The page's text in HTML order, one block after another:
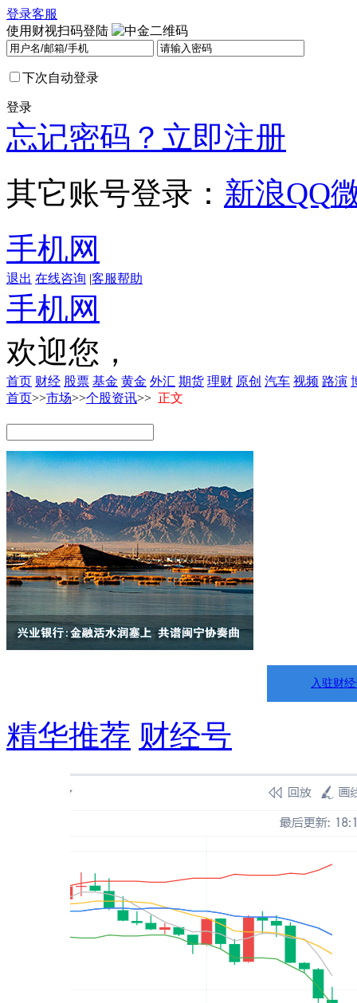
登录客服
使用财视扫码登陆
下次自动登录
登录
忘记密码？ 立即注册
其它账号登录： 新浪QQ
手机网
退出 在线咨询 |客服帮助
手机网
欢迎您，
首页 财经 股票 基金 黄金 外汇 期货 理财 原创 汽车 视频 路演
首页>>市场>>个股资讯>> 正文
入驻财
精华推荐 财经号